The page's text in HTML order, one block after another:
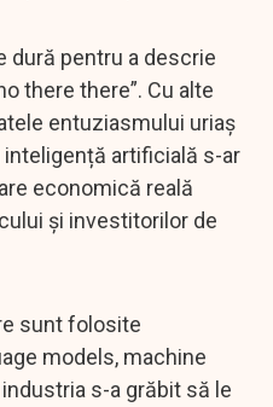
dură pentru a descrie
there there”. Cu alte
entuziasmului uriaș
artificială s-ar
economică reală
și investitorilor de
sunt folosite
models, machine
s-a grăbit să le